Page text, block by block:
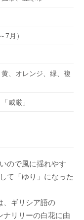
7月）
、オレンジ、緑、複
威厳」
ので風に揺れやす
て「ゆり」になった
、ギリシア語の
ナリリーの白花に由